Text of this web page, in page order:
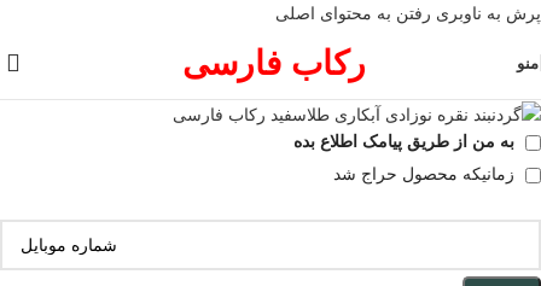
پرش به ناوبری رفتن به محتوای اصلی
منو رکاب فارسی
به من از طریق پیامک اطلاع بده
زمانیکه محصول حراج شد